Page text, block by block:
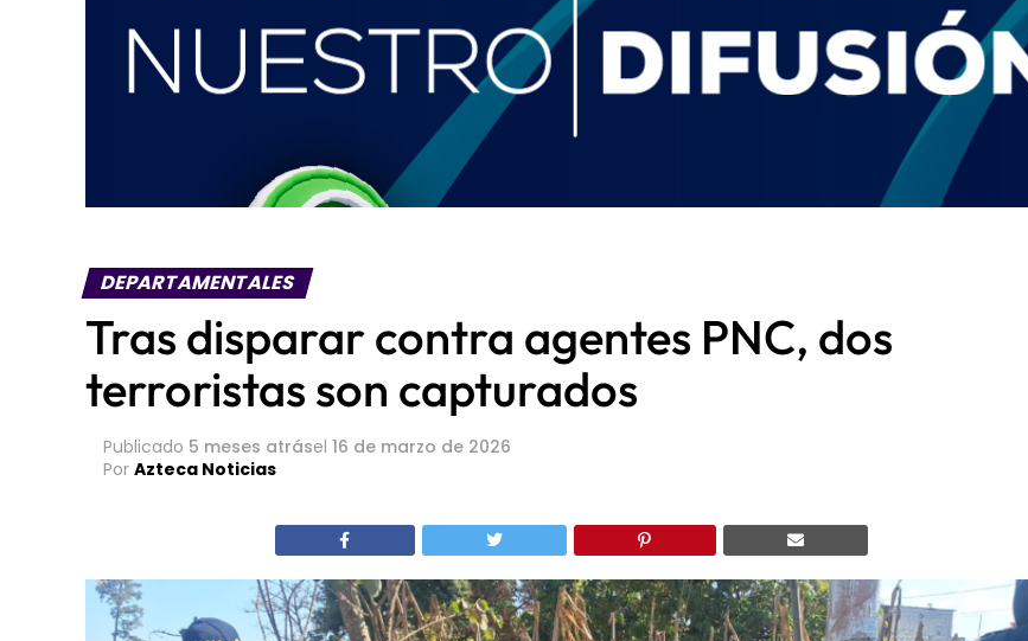
DEPARTAMENTALES
Tras disparar contra agentes PNC, dos
terroristas son capturados
Publicado 5 meses atrásel 16 de marzo de 2026
Por Azteca Noticias